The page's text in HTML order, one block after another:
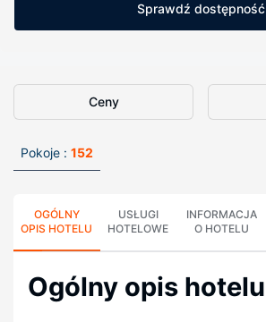
Sprawdź dostępność
Ceny
Pokoje : 152
OGÓLNY
OPIS HOTELU
USŁUGI
HOTELOWE
INFORMACJA
O HOTELU
Ogólny opis hotelu